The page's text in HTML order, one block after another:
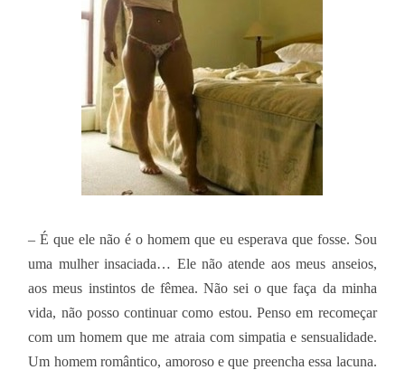
– É que ele não é o homem que eu esperava que fosse. Sou
uma mulher insaciada… Ele não atende aos meus anseios,
aos meus instintos de fêmea. Não sei o que faça da minha
vida, não posso continuar como estou. Penso em recomeçar
com um homem que me atraia com simpatia e sensualidade.
Um homem romântico, amoroso e que preencha essa lacuna.